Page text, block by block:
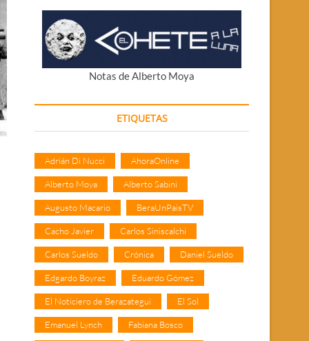
Notas de Alberto Moya
ETIQUETAS
Adrián Di Nucci AhoraOnline
Alberto Moya Alberto Sabini
Augusto Macario BeraUnPaisTV
Cacho Javier Carlos Siniscalchi
Carlos Sueldo Crónica Daniel Sueldo
Edgardo Boyraz Eduardo Gómez
El Noticiero de Berazategui El Sol
Emanuel Lynch Fabiana Bosco